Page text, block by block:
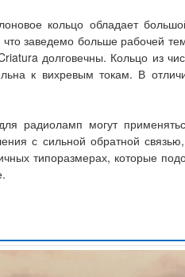
кольцо обладает
заведемо больше рабочей
долговечны. Кольцо из
к вихревым токам. В
радиоламп могут
с сильной обратной
типоразмерах, которые